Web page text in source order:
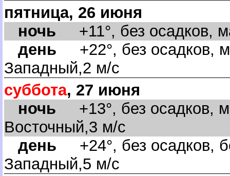
пятница, 26 июня
ночь +11°, без осадков,
день +22°, без осадков,
Западный,2 м/с
суббота, 27 июня
ночь +13°, без осадков,
осточный,3 м/с
день +24°, без осадков,
Западный,5 м/с